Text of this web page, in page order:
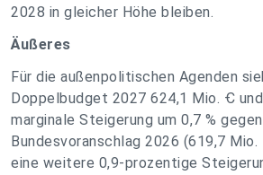
2028 in gleicher Höhe bleiben.
Äußeres
Für die außenpolitischen Agenden
Doppelbudget 2027 624,1 Mio. Ꞓ
marginale Steigerung um 0,7 %
Bundesvoranschlag 2026 (619,7
eine weitere 0,9-prozentige